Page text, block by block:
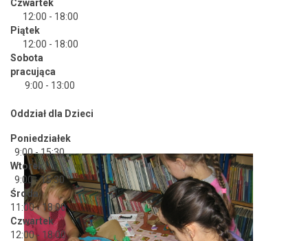
Czwartek
12:00 - 18:00
Piątek
12:00 - 18:00
Sobota
pracująca
9:00 - 13:00
Oddział dla Dzieci
Poniedziałek
9:00 - 15:30
Wtorek
9:00 - 15:30
Środa
11:00 - 18:00
Czwartek
12:00 - 18:00